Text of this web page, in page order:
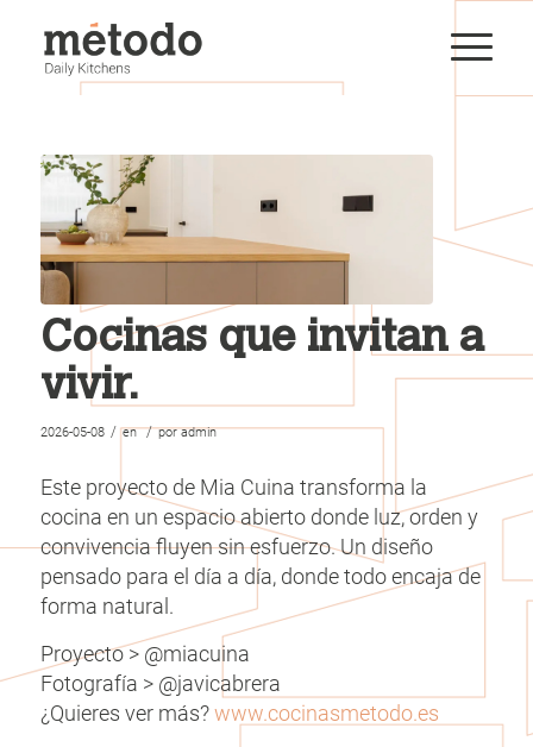
Cocinas que invitan a
vivir.
2026-05-08 / en / poradmin
Este proyecto de Mia Cuina transforma la
cocina en un espacio abierto donde luz, orden y
convivencia fluyen sin esfuerzo. Un diseño
pensado para el día a día, donde todo encaja de
forma natural.
Proyecto > @miacuina
Fotografía > @javicabrera
¿Quieres ver más?www.cocinasmetodo.es